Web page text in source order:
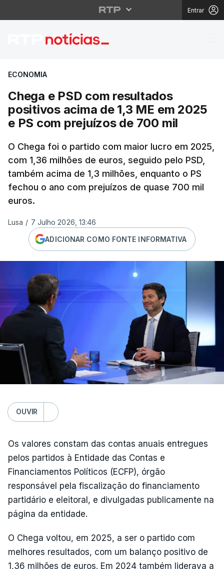
Entrar
Chega e PSD com
ECONOMIA
Chega e PSD com resultados
positivos acima de 1,3 ME em 2025
e PS com prejuízos de 700 mil
O Chega foi o partido com maior lucro em 2025,
com 1,36 milhões de euros, seguido pelo PSD,
também acima de 1,3 milhões, enquanto o PS
fechou o ano com prejuízos de quase 700 mil
euros.
Lusa / 7 Julho 2026, 13:46
ADICIONAR COMO FONTE INFORMATIVA
OUVIR
Os valores constam das contas anuais entregues
pelos partidos à Entidade das Contas e
Financiamentos Políticos (ECFP), órgão
responsável pela fiscalização do financiamento
partidário e eleitoral, e divulgadas publicamente na
página da entidade.
O Chega voltou, em 2025, a ser o partido com
melhores resultados, com um balanço positivo de
1,36 milhões de euros. Em 2024 também liderava a